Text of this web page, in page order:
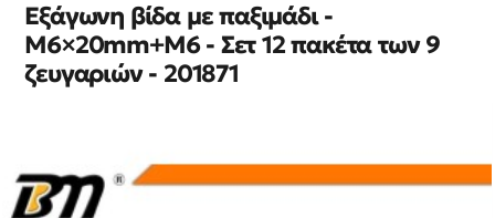
Εξάγωνη βίδα με παξιμάδι -
M6×20mm+M6 - Σετ 12 πακέτα των 9
ζευγαριών - 201871